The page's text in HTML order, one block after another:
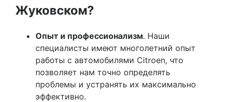
Жуковском?
Опыт и профессионализм. Наши
специалисты имеют многолетний опыт
работы с автомобилями Citroen, что
позволяет нам точно определять
проблемы и устранять их максимально
эффективно.